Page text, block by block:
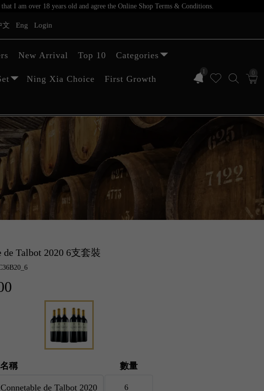
I am over 18 years old and agree the Online Shop Terms & Conditions.
文 Eng Login
1 0
New Arrival Top 10 Categories
Ning Xia Choice First Growth
de Talbot 2020 6支套裝
稱 數量